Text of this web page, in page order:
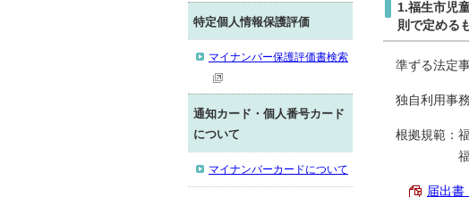
1.福生市児
則で定める
準ずる法定
独自利用事
根拠規範：
福生市
届出書
特定個人情報保護評価
マイナンバー保護評価書検索
通知カード・個人番号カード
について
マイナンバーカードについて